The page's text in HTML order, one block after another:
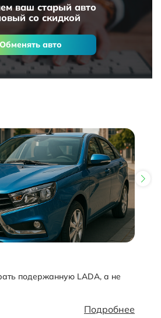
ваш старый авто
со скидкой
Обменять авто
подержанную LADA, а не
Подробнее